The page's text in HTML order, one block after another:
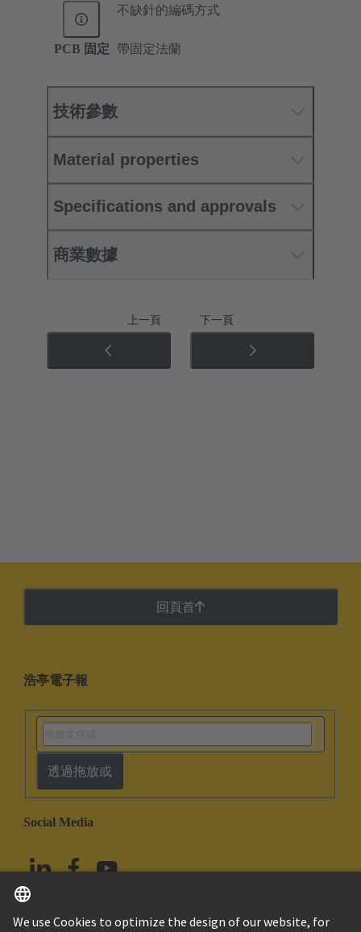
不缺針的編碼方式
PCB 固定 帶固定法蘭
技術參數
Material properties
Specifications and approvals
商業數據
上一頁 下一頁
回頁首
浩亭電子報
透過拖放或
Social Media